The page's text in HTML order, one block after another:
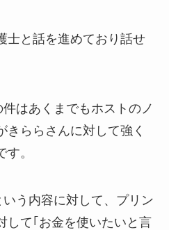
士と話を進めており話せ
はあくまでもホストのノ
きららさんに対して強く
。
う内容に対して、プリン
して｢お金を使いたいと言